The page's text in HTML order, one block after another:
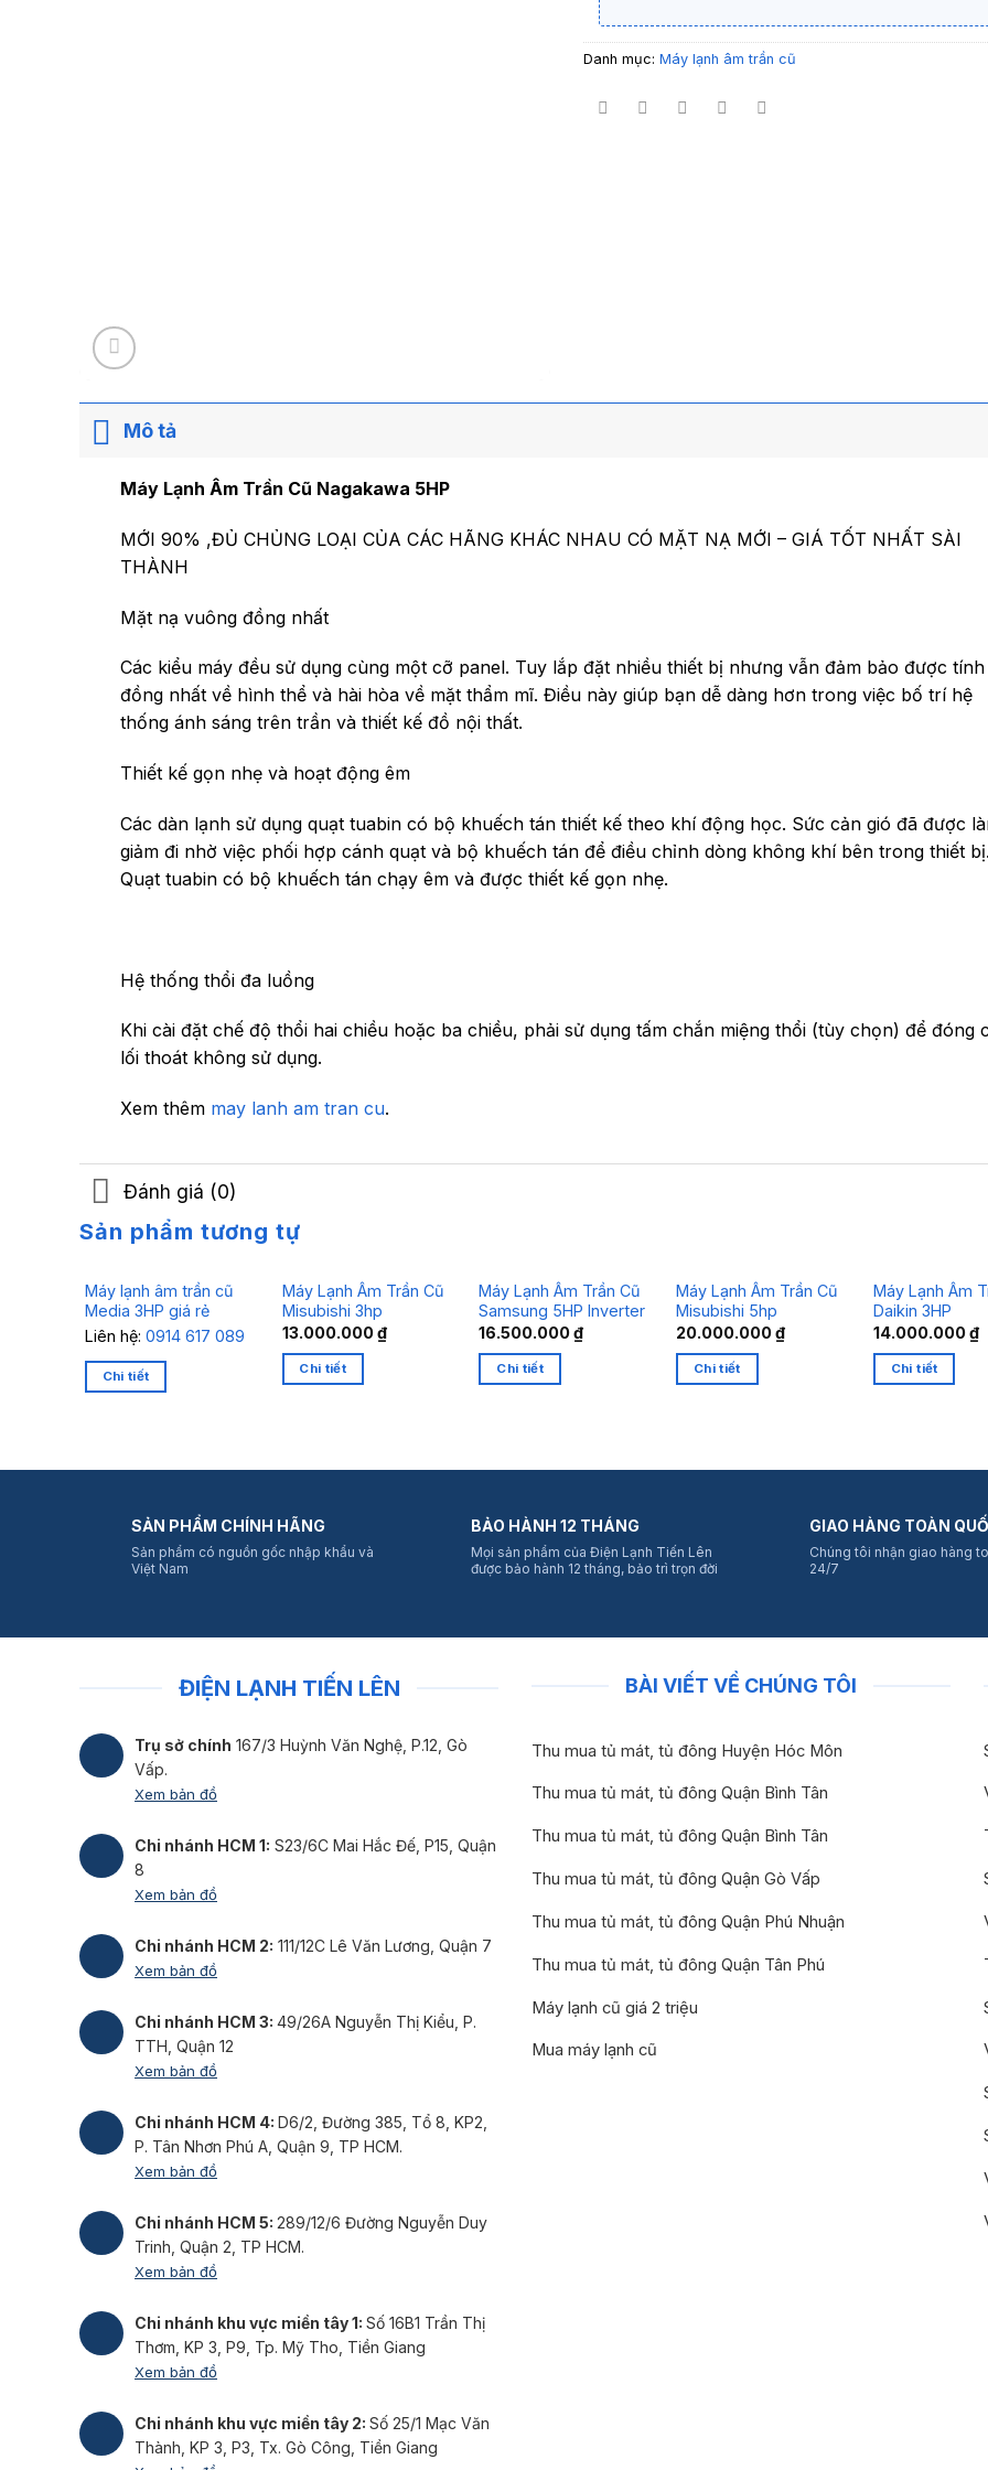
Danh mục: Máy lạnh âm trần cũ
Mô tả
Máy Lạnh Âm Trần Cũ Nagakawa 5HP
MỚI 90% ,ĐỦ CHỦNG LOẠI CỦA CÁC HÃNG KHÁC NHAU CÓ MẶT NẠ MỚI – GIÁ TỐT NHẤT SÀI
THÀNH
Mặt nạ vuông đồng nhất
Các kiểu máy đều sử dụng cùng một cỡ panel. Tuy lắp đặt nhiều thiết bị nhưng vẫn đảm bảo được tính
đồng nhất về hình thể và hài hòa về mặt thẩm mĩ. Điều này giúp bạn dễ dàng hơn trong việc bố trí hệ
thống ánh sáng trên trần và thiết kế đồ nội thất.
Thiết kế gọn nhẹ và hoạt động êm
Các dàn lạnh sử dụng quạt tuabin có bộ khuếch tán thiết kế theo khí động học. Sức cản gió đã được
giảm đi nhờ việc phối hợp cánh quạt và bộ khuếch tán để điều chỉnh dòng không khí bên trong thiết bị.
Quạt tuabin có bộ khuếch tán chạy êm và được thiết kế gọn nhẹ.
Hệ thống thổi đa luồng
Khi cài đặt chế độ thổi hai chiều hoặc ba chiều, phải sử dụng tấm chắn miệng thổi (tùy chọn) để đóng
lối thoát không sử dụng.
Xem thêm may lanh am tran cu.
Đánh giá (0)
Sản phẩm tương tự
Máy lạnh âm trần cũ
Media 3HP giá rẻ
Liên hệ: 0914 617 089
Chi tiết
Máy Lạnh Âm Trần Cũ
Misubishi 3hp
13.000.000₫
Chi tiết
Máy Lạnh Âm Trần Cũ
Samsung 5HP Inverter
16.500.000₫
Chi tiết
Máy Lạnh Âm Trần Cũ
Misubishi 5hp
20.000.000₫
Chi tiết
Máy Lạnh Âm
Daikin 3HP
14.000.000₫
Chi tiết
SẢN PHẨM CHÍNH HÃNG
Sản phẩm có nguồn gốc nhập khẩu và
Việt Nam
BẢO HÀNH 12 THÁNG
Mọi sản phẩm của Điện Lạnh Tiến Lên
được bảo hành 12 tháng, bảo trì trọn đời
GIAO HÀNG TOÀN
Chúng tôi nhận giao hàng
24/7
ĐIỆN LẠNH TIẾN LÊN
Trụ sở chính 167/3 Huỳnh Văn Nghệ, P.12, Gò
Vấp.
Xem bản đồ
Chi nhánh HCM 1: S23/6C Mai Hắc Đế, P15, Quận
8
Xem bản đồ
Chi nhánh HCM 2: 111/12C Lê Văn Lương, Quận 7
Xem bản đồ
Chi nhánh HCM 3: 49/26A Nguyễn Thị Kiểu, P.
TTH, Quận 12
Xem bản đồ
Chi nhánh HCM 4: D6/2, Đường 385, Tổ 8, KP2,
P. Tân Nhơn Phú A, Quận 9, TP HCM.
Xem bản đồ
Chi nhánh HCM 5: 289/12/6 Đường Nguyễn Duy
Trinh, Quận 2, TP HCM.
Xem bản đồ
Chi nhánh khu vực miền tây 1: Số 16B1 Trần Thị
Thơm, KP 3, P9, Tp. Mỹ Tho, Tiền Giang
Xem bản đồ
Chi nhánh khu vực miền tây 2: Số 25/1 Mạc Văn
Thành, KP 3, P3, Tx. Gò Công, Tiền Giang
BÀI VIẾT VỀ CHÚNG TÔI
Thu mua tủ mát, tủ đông Huyện Hóc Môn
Thu mua tủ mát, tủ đông Quận Bình Tân
Thu mua tủ mát, tủ đông Quận Bình Tân
Thu mua tủ mát, tủ đông Quận Gò Vấp
Thu mua tủ mát, tủ đông Quận Phú Nhuận
Thu mua tủ mát, tủ đông Quận Tân Phú
Máy lạnh cũ giá 2 triệu
Mua máy lạnh cũ